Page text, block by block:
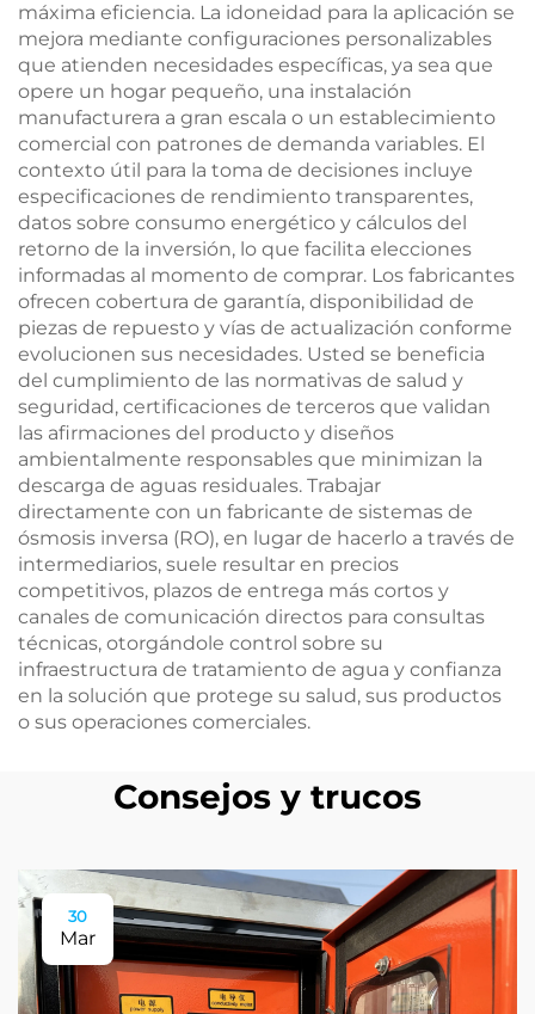
máxima eficiencia. La idoneidad para la aplicación se
mejora mediante configuraciones personalizables
que atienden necesidades específicas, ya sea que
opere un hogar pequeño, una instalación
manufacturera a gran escala o un establecimiento
comercial con patrones de demanda variables. El
contexto útil para la toma de decisiones incluye
especificaciones de rendimiento transparentes,
datos sobre consumo energético y cálculos del
retorno de la inversión, lo que facilita elecciones
informadas al momento de comprar. Los fabricantes
ofrecen cobertura de garantía, disponibilidad de
piezas de repuesto y vías de actualización conforme
evolucionen sus necesidades. Usted se beneficia
del cumplimiento de las normativas de salud y
seguridad, certificaciones de terceros que validan
las afirmaciones del producto y diseños
ambientalmente responsables que minimizan la
descarga de aguas residuales. Trabajar
directamente con un fabricante de sistemas de
ósmosis inversa (RO), en lugar de hacerlo a través de
intermediarios, suele resultar en precios
competitivos, plazos de entrega más cortos y
canales de comunicación directos para consultas
técnicas, otorgándole control sobre su
infraestructura de tratamiento de agua y confianza
en la solución que protege su salud, sus productos
o sus operaciones comerciales.
Consejos y trucos
30
Mar